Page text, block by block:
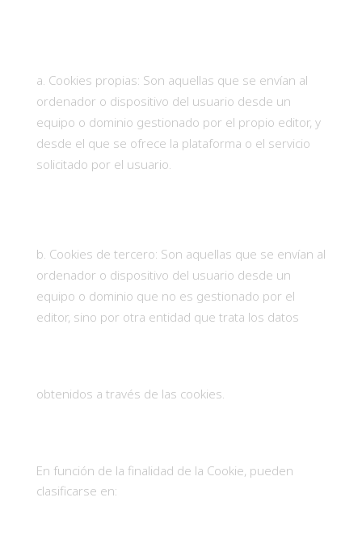
Cookies propias: Son aquellas que se envían al
ordenador o dispositivo del usuario desde un
equipo o dominio gestionado por el propio editor, y
desde el que se ofrece la plataforma o el servicio
solicitado por el usuario.
Cookies de tercero: Son aquellas que se envían al
ordenador o dispositivo del usuario desde un
equipo o dominio que no es gestionado por el
editor, sino por otra entidad que trata los datos
obtenidos a través de las cookies.
En función de la finalidad de la Cookie, pueden
clasificarse en: